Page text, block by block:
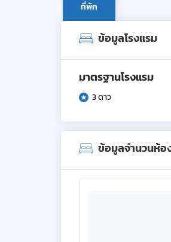
ที่พัก
ข้อมูลโรงแรม
มาตรฐานโรงแรม
3 ดาว
ข้อมูลจำนวนห้อ